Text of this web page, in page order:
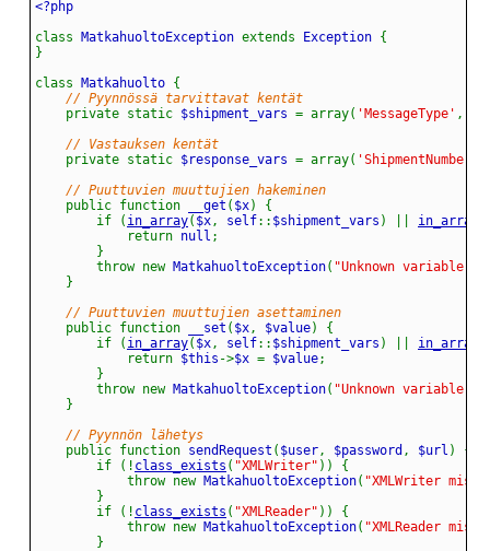
class MatkahuoltoException extends Exception {
}
class Matkahuolto {
// Pyynnössä tarvittavat kentät
private static $shipment_vars = array( 'MessageType' ,
// Vastauksen kentät
private static $response_vars = array( 'ShipmentNumber'
// Puuttuvien muuttujien hakeminen
public function __get ( $x)
{
if
( in_array( $x, self:: $shipment_vars ) in_array
return null ;
}
throw new MatkahuoltoException( "Unknown variable:
}
// Puuttuvien muuttujien asettaminen
public function __set ( $x, $value)
{
if
( in_array( $x, self:: $shipment_vars ) in_array
return $this ->$x = $value;
}
throw new MatkahuoltoException( "Unknown variable:
}
// Pyynnön lähetys
public function sendRequest ( $user, $password , $url )
{
if
( ! class_exists ( "XMLWriter" ) )
{
throw new MatkahuoltoException( "XMLWriter
}
if
( ! class_exists ( "XMLReader" ) )
{
throw new MatkahuoltoException( "XMLReader
}